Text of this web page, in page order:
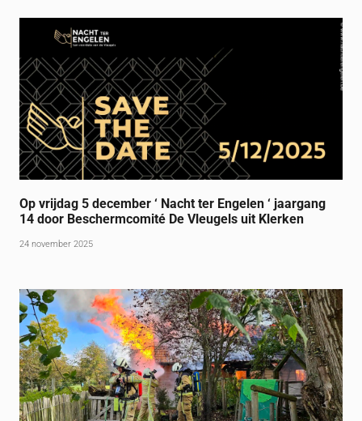
Op vrijdag 5 december ‘ Nacht ter Engelen ‘ jaargang
14 door Beschermcomité De Vleugels uit Klerken
24 november 2025